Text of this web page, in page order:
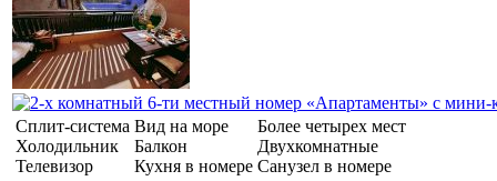
Сплит-система
Холодильник
Телевизор
Вид на море
Балкон
Кухня в номере
Более четырех мест
Двухкомнатные
Санузел в номере